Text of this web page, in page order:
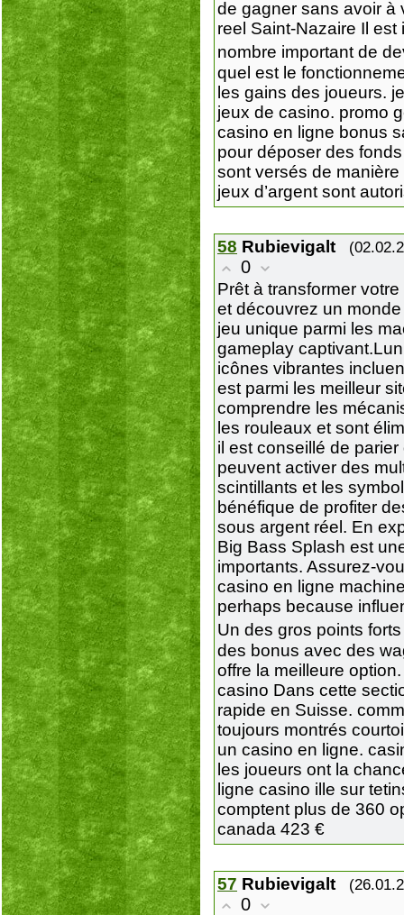
de gagner sans avoir à
reel Saint-Nazaire Il
nombre important de
quel est le
les gains des joueurs.
jeux de casino. promo
casino en ligne bonus
pour déposer des
sont versés de
jeux d’argent sont
58 Rubievigalt
0
Prêt à transformer
et découvrez un
jeu unique parmi les
gameplay
icônes vibrantes
est parmi les meilleur
comprendre les
les rouleaux et sont
il est conseillé de
peuvent activer des
scintillants et les
bénéfique de profiter
sous argent réel. En
Big Bass Splash est
importants. Assurez-
casino en ligne
perhaps because
Un des gros points
des bonus avec des
offre la meilleure
casino Dans cette
rapide en Suisse.
toujours montrés
un casino en ligne.
les joueurs ont la
ligne casino ille sur
comptent plus de 360
canada 423 €
57 Rubievigalt
0